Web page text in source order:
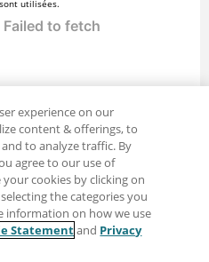
utilisées.
experience on our
content & offerings, to
to analyze traffic. By
agree to our use of
your cookies by clicking on
the categories you
information on how we use
Statementand Privacy